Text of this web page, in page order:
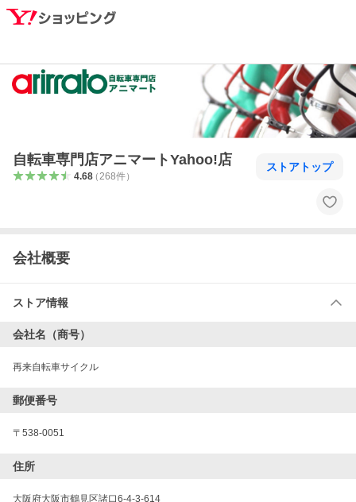
自転車専門店アニマートYahoo!店
4.68（ 268件）
ストアトップ
会社概要
ストア情報
会社名（商号）
再来自転車サイクル
郵便番号
〒 538-0051
住所
大阪府大阪市鶴見区諸口6-4-3-614